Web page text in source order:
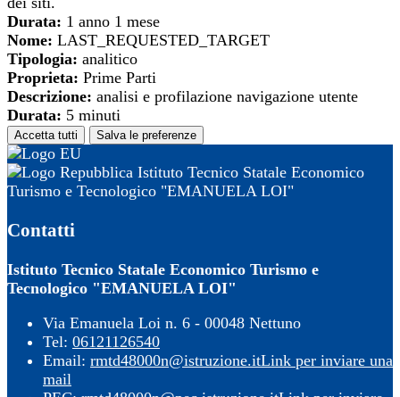
Durata: 1 anno 1 mese
Nome: LAST_REQUESTED_TARGET
Tipologia: analitico
Proprieta: Prime Parti
Descrizione: analisi e profilazione navigazione utente
Durata: 5 minuti
Accetta tutti Salva le preferenze
Istituto Tecnico Statale Economico
Turismo e Tecnologico "EMANUELA LOI"
Contatti
Istituto Tecnico Statale Economico Turismo e
Tecnologico "EMANUELA LOI"
Via Emanuela Loi n. 6 - 00048 Nettuno
Tel: 06121126540
Email: rmtd48000n@istruzione.itLink per inviare una
mail